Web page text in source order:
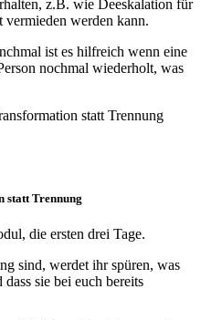
z.B. wie Deeskalation für
werden kann.
ist es hilfreich wenn eine
nochmal wiederholt, was
statt Trennung
statt Trennung
die ersten drei Tage.
sind, werdet ihr spüren, was
sie bei euch bereits